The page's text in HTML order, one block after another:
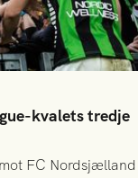
kvalets tredje
FC Nordsjælland